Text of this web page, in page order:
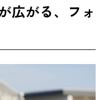
広がる、フォ